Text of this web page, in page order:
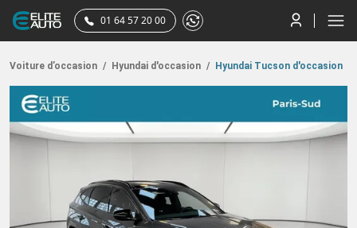
01 64 57 20 00
Voiture d’occasion / Hyundai d'occasion / Hyundai Tucson d'occasion